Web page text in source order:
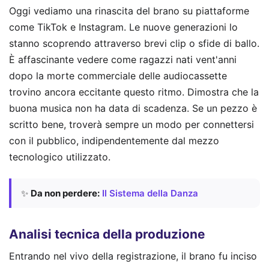
Oggi vediamo una rinascita del brano su piattaforme
come TikTok e Instagram. Le nuove generazioni lo
stanno scoprendo attraverso brevi clip o sfide di ballo.
È affascinante vedere come ragazzi nati vent'anni
dopo la morte commerciale delle audiocassette
trovino ancora eccitante questo ritmo. Dimostra che la
buona musica non ha data di scadenza. Se un pezzo è
scritto bene, troverà sempre un modo per connettersi
con il pubblico, indipendentemente dal mezzo
tecnologico utilizzato.
✨ Da non perdere: Il Sistema della Danza
Analisi tecnica della produzione
Entrando nel vivo della registrazione, il brano fu inciso